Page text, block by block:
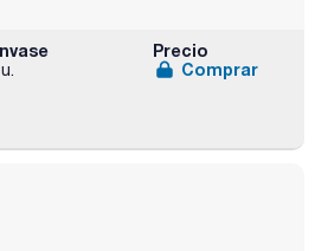
Precio
Comprar